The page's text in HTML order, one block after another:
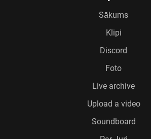
Sākums
Klipi
Discord
Foto
Live archive
Upload a video
Soundboard